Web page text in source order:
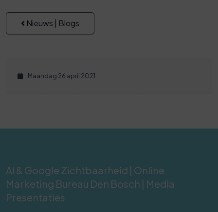
Nieuws | Blogs
Maandag 26 april 2021
AI & Google Zichtbaarheid | Online
Marketing Bureau Den Bosch | Media
Presentaties